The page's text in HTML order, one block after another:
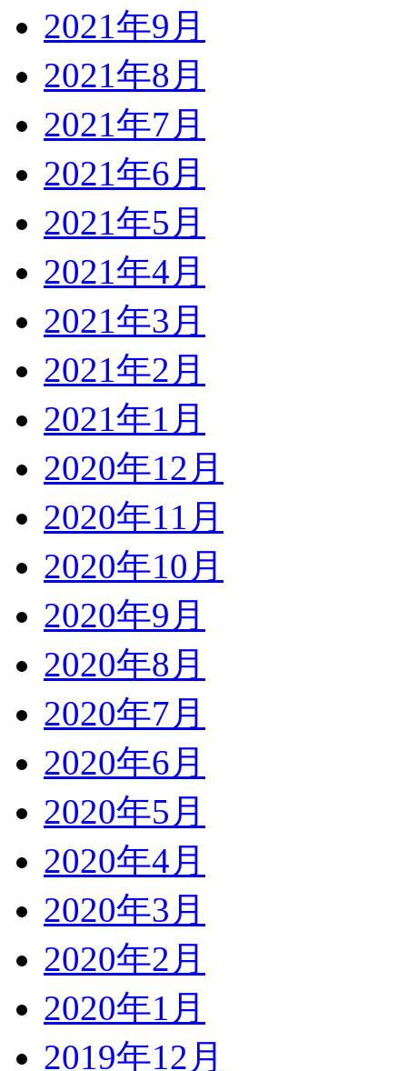
2021年9月
2021年8月
2021年7月
2021年6月
2021年5月
2021年4月
2021年3月
2021年2月
2021年1月
2020年12月
2020年11月
2020年10月
2020年9月
2020年8月
2020年7月
2020年6月
2020年5月
2020年4月
2020年3月
2020年2月
2020年1月
2019年12月